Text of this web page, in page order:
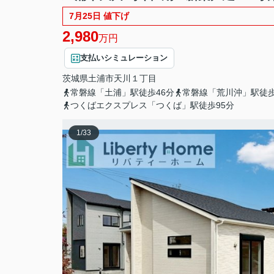
7月25日 値下げ
2,980万円
支払いシミュレーション
茨城県土浦市天川
１丁目
常磐線「土浦」駅徒歩46分
常磐線「荒川沖」駅徒
つくばエクスプレス「つくば」駅徒歩95分
1/33